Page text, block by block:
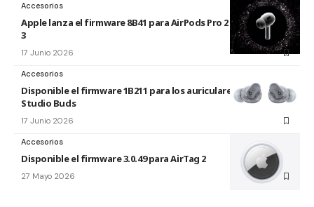
Accesorios
Apple lanza el firmware 8B41 para AirPods Pro 2 y AirPods Pro
3
17 Junio 2026
Accesorios
Disponible el firmware 1B211 para los auriculares Beats
Studio Buds
17 Junio 2026
Accesorios
Disponible el firmware 3.0.49 para AirTag 2
27 Mayo 2026